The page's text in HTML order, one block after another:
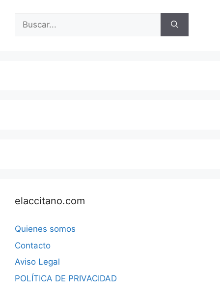
Buscar:
elaccitano.com
Quienes somos
Contacto
Aviso Legal
POLÍTICA DE PRIVACIDAD